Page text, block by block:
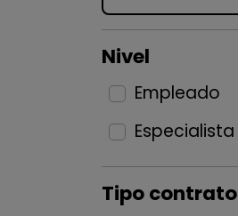
Nivel
Empleado
Especialista
Tipo contrato